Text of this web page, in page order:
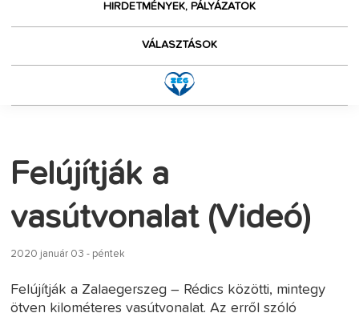
HIRDETMÉNYEK, PÁLYÁZATOK
VÁLASZTÁSOK
Felújítják a
vasútvonalat (Videó)
2020 január 03 - péntek
Felújítják a Zalaegerszeg – Rédics közötti, mintegy
ötven kilométeres vasútvonalat. Az erről szóló